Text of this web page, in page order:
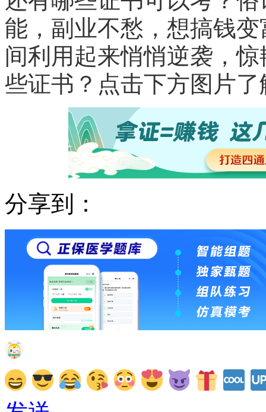
能，副业不愁，想搞钱
间利用起来悄悄逆袭，
些证书？点击下方图片
分享到：